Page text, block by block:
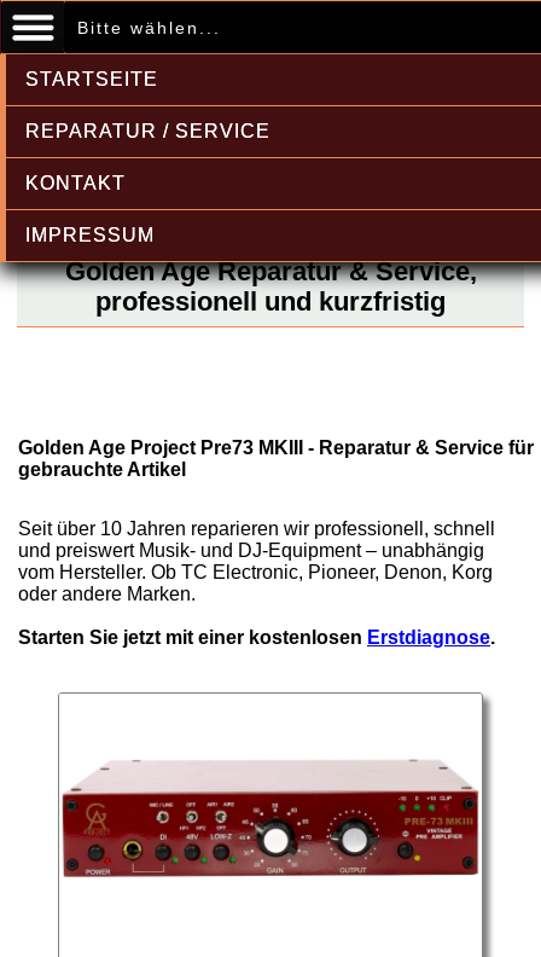
Bitte wählen...
STARTSEITE
REPARATUR / SERVICE
KONTAKT
IMPRESSUM
Golden Age Reparatur & Service,
professionell und kurzfristig
Golden Age Project Pre73 MKIII - Reparatur & Service für
gebrauchte Artikel
Seit über 10 Jahren reparieren wir professionell, schnell
und preiswert Musik- und DJ-Equipment – unabhängig
vom Hersteller. Ob TC Electronic, Pioneer, Denon, Korg
oder andere Marken.
Starten Sie jetzt mit einer kostenlosen Erstdiagnose.